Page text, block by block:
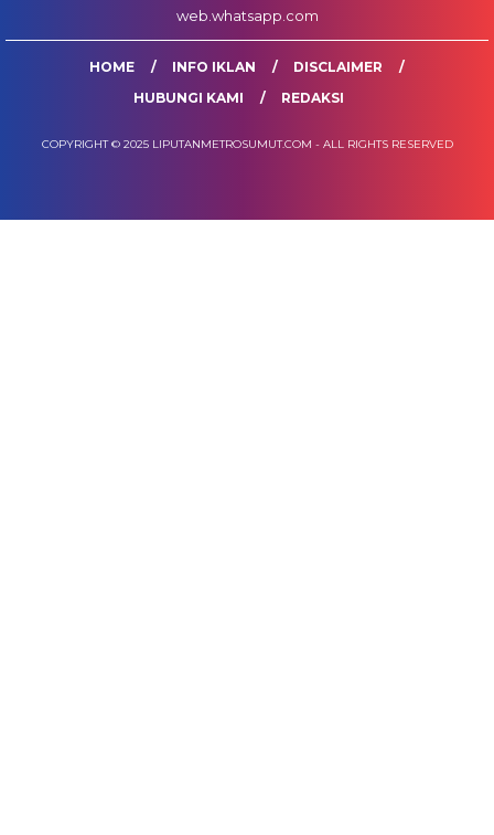
web.whatsapp.com
HOME INFO IKLAN
DISCLAIMER
HUBUNGI KAMI
REDAKSI
COPYRIGHT © 2025 LIPUTANMETROSUMUT.COM - ALL RIGHTS RESERVED